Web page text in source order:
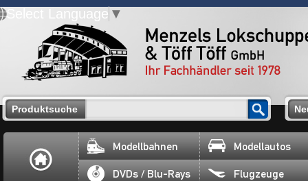
Select Language ▼
Produktsuche
Modellbahnen Modellautos
DVDs / Blu-Rays Flugzeuge